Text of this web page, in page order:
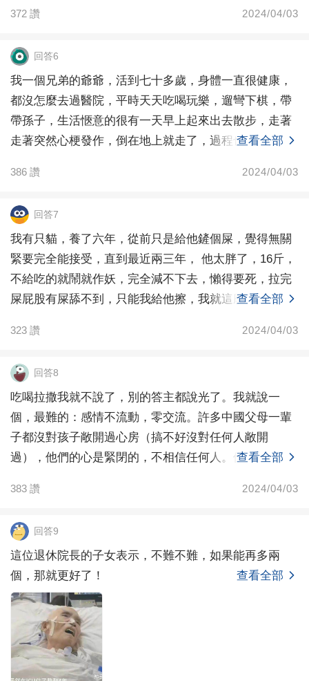
372 讚 2024/04/03
回答6
我一個兄弟的爺爺，活到七十多歲，身體一直很健康，
都沒怎麼去過醫院，平時天天吃喝玩樂，遛彎下棋，帶
帶孫子，生活愜意的很有一天早上起來出去散步，走著
走著突然心梗發作，倒在地上就走了，過程也就幾秒這
查看全部
386 讚 2024/04/03
回答7
我有只貓，養了六年，從前只是給他鏟個屎，覺得無關
緊要完全能接受，直到最近兩三年， 他太胖了，16斤，
不給吃的就鬧就作妖，完全減不下去，懶得要死，拉完
屎屁股有屎舔不到，只能我給他擦，我就這麼擦了好幾
查看全部
323 讚 2024/04/03
回答8
吃喝拉撒我就不說了，別的答主都說光了。我就說一
個，最難的：感情不流動，零交流。許多中國父母一輩
子都沒對孩子敞開過心房（搞不好沒對任何人敞開
過），他們的心是緊閉的，不相信任何人。他抓著你只
查看全部
383 讚 2024/04/03
回答9
這位退休院長的子女表示，不難不難，如果能再多兩
個，那就更好了！
查看全部